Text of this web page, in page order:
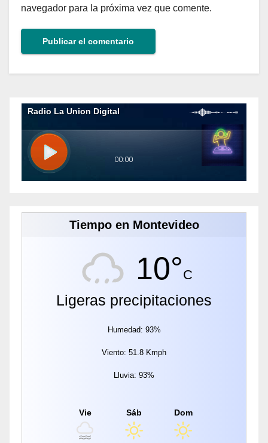
navegador para la próxima vez que comente.
Tiempo en Montevideo
10°C
Ligeras precipitaciones
Humedad: 93%
Viento: 51.8 Kmph
Lluvia: 93%
Vie Sáb Dom